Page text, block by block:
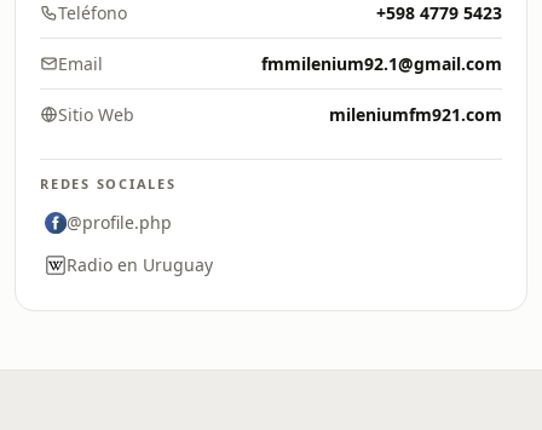
Teléfono +598 4779 5423
Email fmmilenium92.1@gmail.com
Sitio Web mileniumfm921.com
REDES SOCIALES
@profile.php
Radio en Uruguay